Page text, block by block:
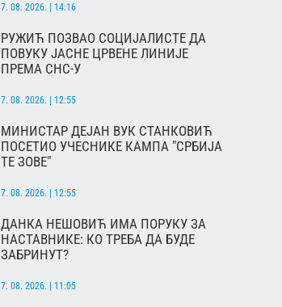
7. 08. 2026. | 14:16
РУЖИЋ ПОЗВАО СОЦИЈАЛИСТЕ ДА
ПОВУКУ ЈАСНЕ ЦРВЕНЕ ЛИНИЈЕ
ПРЕМА СНС-У
7. 08. 2026. | 12:55
МИНИСТАР ДЕЈАН ВУК СТАНКОВИЋ
ПОСЕТИО УЧЕСНИКЕ КАМПА "СРБИЈА
ТЕ ЗОВЕ"
7. 08. 2026. | 12:55
ДАНКА НЕШОВИЋ ИМА ПОРУКУ ЗА
НАСТАВНИКЕ: КО ТРЕБА ДА БУДЕ
ЗАБРИНУТ?
7. 08. 2026. | 11:05